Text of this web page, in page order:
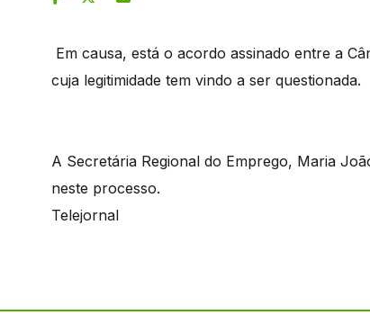
Em causa, está o acordo assinado entre a
cuja legitimidade tem vindo a ser questionada.
A Secretária Regional do Emprego, Maria
neste processo.
Telejornal